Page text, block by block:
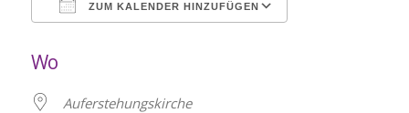
ZUM KALENDER HINZUFÜGEN
Wo
Auferstehungskirche